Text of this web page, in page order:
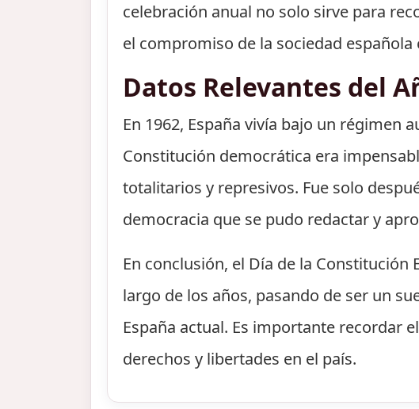
celebración anual no solo sirve para
el compromiso de la sociedad
Datos Relevantes del
En 1962, España vivía bajo un régimen
Constitución democrática era
totalitarios y represivos. Fue solo
democracia que se pudo redactar y
En conclusión, el Día de la
largo de los años, pasando de ser un
España actual. Es importante recordar
derechos y libertades en el país.